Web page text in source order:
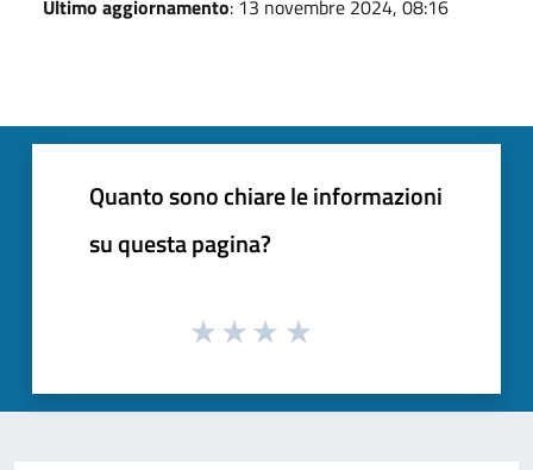
Ultimo aggiornamento: 13 novembre 2024, 08:16
Quanto sono chiare le informazioni
su questa pagina?